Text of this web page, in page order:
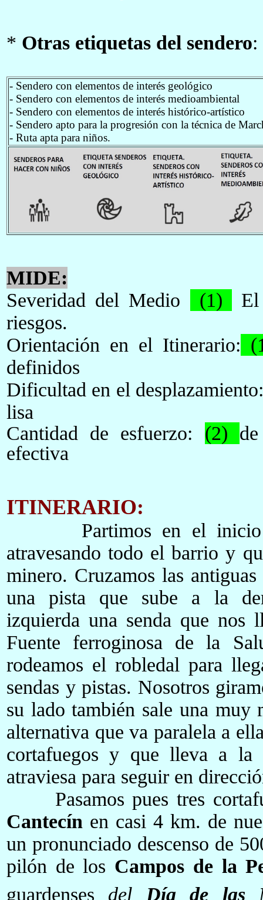
* Otras etiquetas del sendero:
- Sendero con elementos de interés geológico
- Sendero con elementos de interés medioambiental
- Sendero con elementos de interés histórico-artístico
- Sendero apto para la progresión con la técnica de
- Ruta apta para niños.
MIDE:
Severidad del Medio
(1)
riesgos.
Orientación en el Itinerario:
definidos
Dificultad en el desplazamiento:
lisa
Cantidad de esfuerzo: (2)
efectiva
ITINERARIO:
Partimos en el
atravesando todo el barrio y
minero. Cruzamos las
una pista que sube a la
izquierda una senda que
Fuente ferroginosa de la
rodeamos el robledal para
sendas y pistas. Nosotros
su lado también sale una muy
alternativa que va paralela a
cortafuegos y que lleva a la
atraviesa para seguir en
Pasamos pues tres
Cantecín en casi 4 km. de
un pronunciado descenso de
pilón de los Campos de la
guardenses del Día de las